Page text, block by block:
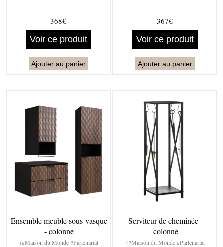
368€
Voir ce produit
Ajouter au panier
367€
Voir ce produit
Ajouter au panier
Ensemble meuble sous-vasque
- colonne
(#Maison du Monde #Partenariat
Serviteur de cheminée -
colonne
(#Maison du Monde #Partenariat